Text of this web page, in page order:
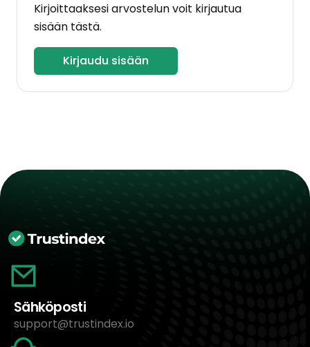
Kirjoittaaksesi arvostelun voit kirjautua
sisään tästä.
Kirjaudu sisään
Sähköposti
support@trustindex.io